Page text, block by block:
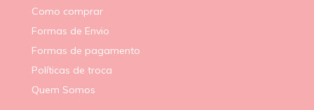
Como comprar
Formas de Envio
Formas de pagamento
Políticas de troca
Quem Somos